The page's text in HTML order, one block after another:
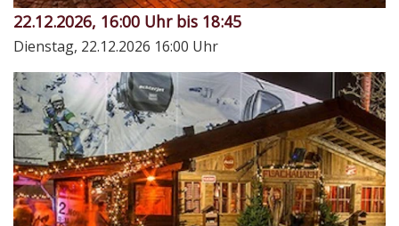
22.12.2026, 16:00 Uhr bis 18:45
Dienstag, 22.12.2026 16:00 Uhr